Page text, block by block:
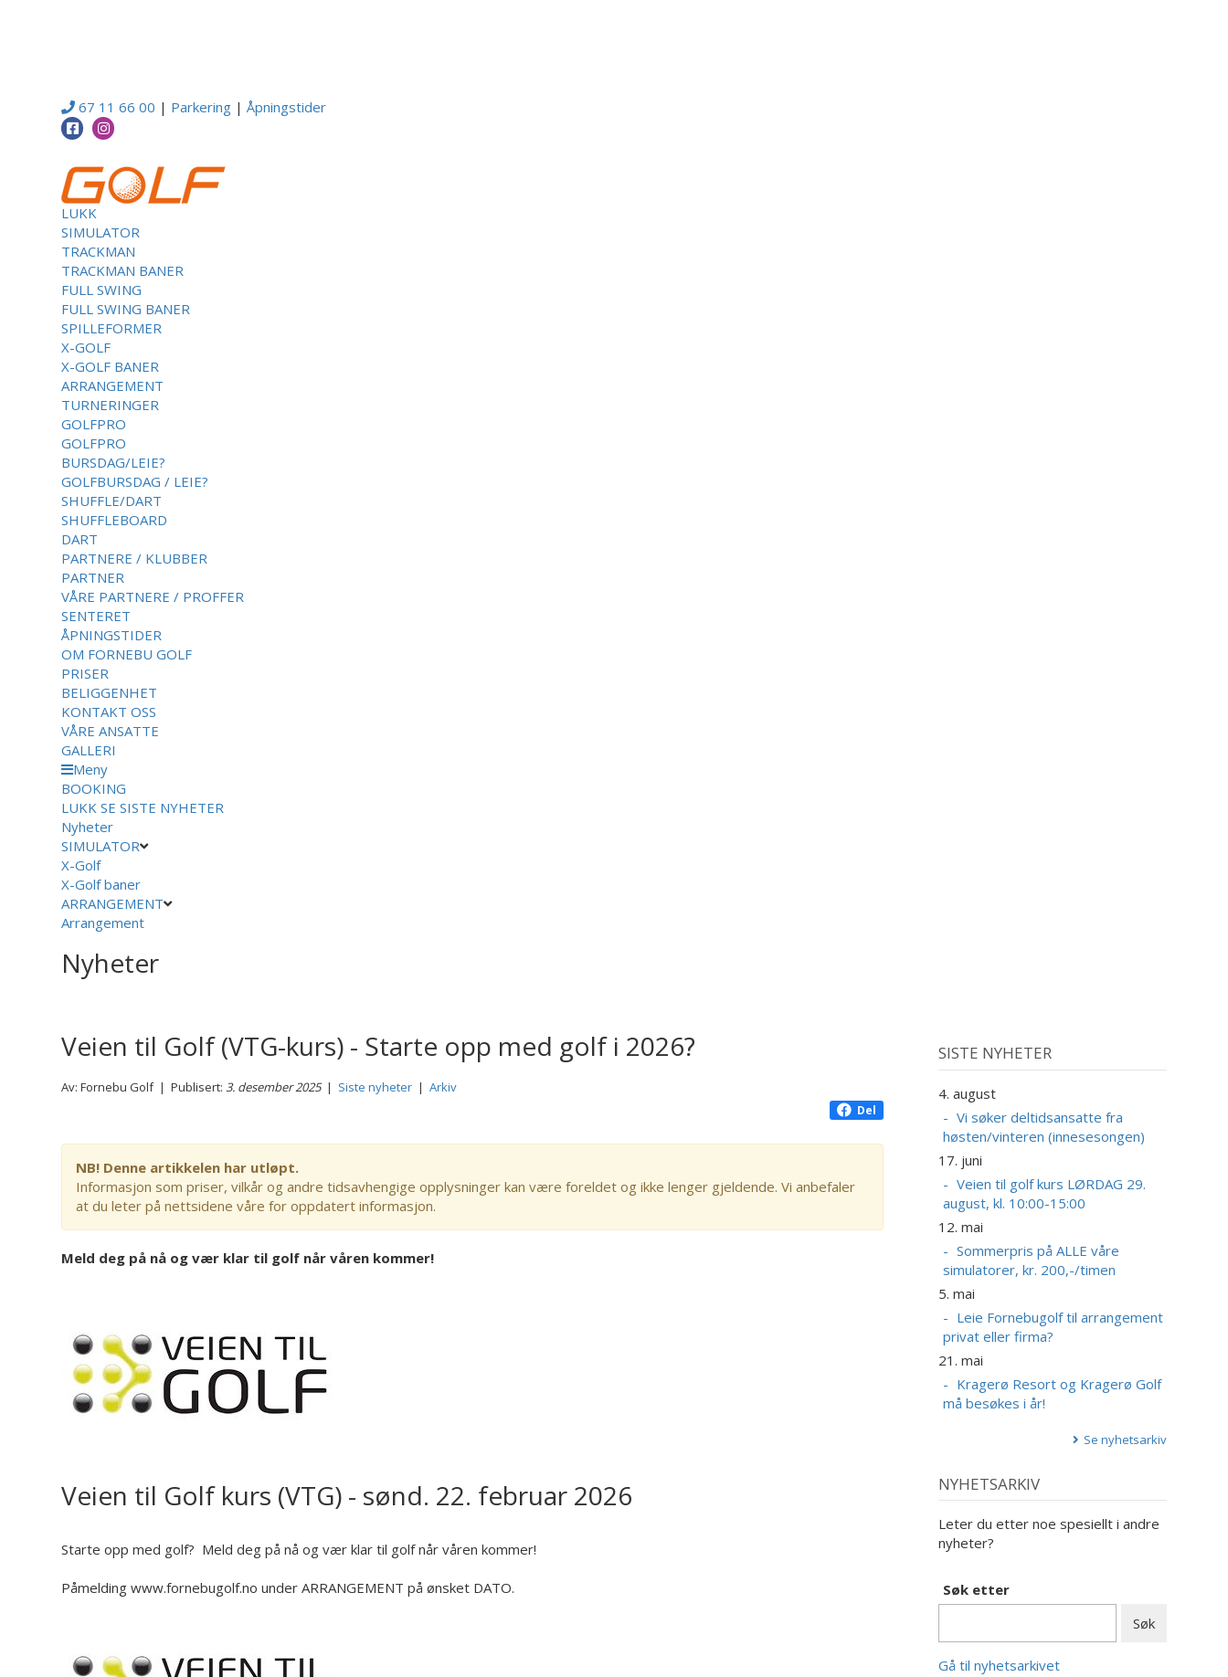
67 11 66 00 | Parkering |Åpningstider
LUKK
SIMULATOR
TRACKMAN
TRACKMAN BANER
FULL SWING
FULL SWING BANER
SPILLEFORMER
X-GOLF
X-GOLF BANER
ARRANGEMENT
TURNERINGER
GOLFPRO
GOLFPRO
BURSDAG/LEIE?
GOLFBURSDAG / LEIE?
SHUFFLE/DART
SHUFFLEBOARD
DART
PARTNERE / KLUBBER
PARTNER
VÅRE PARTNERE / PROFFER
SENTERET
ÅPNINGSTIDER
OM FORNEBU GOLF
PRISER
BELIGGENHET
KONTAKT OSS
VÅRE ANSATTE
GALLERI
Meny
BOOKING
LUKK SE SISTE NYHETER
Nyheter
SIMULATOR
X-Golf
X-Golf baner
ARRANGEMENT
Arrangement
Nyheter
Veien til Golf (VTG-kurs) - Starte opp med golf i 2026?
Av: Fornebu Golf | Publisert:3. desember 2025| Siste nyheter |Arkiv
Del
NB! Denne artikkelen har utløpt.
Informasjon som priser, vilkår og andre tidsavhengige opplysninger kan være foreldet og ikke lenger gjeldende. Vi anbefaler
at du leter på nettsidene våre for oppdatert informasjon.
Meld deg på nå og vær klar til golf når våren kommer!
Veien til Golf kurs (VTG) - sønd. 22. februar 2026
Starte opp med golf? Meld deg på nå og vær klar til golf når våren kommer!
Påmelding www.fornebugolf.no under ARRANGEMENT på ønsket DATO.
SISTE NYHETER
4. august
Vi søker deltidsansatte fra
høsten/vinteren (innesesongen)
17. juni
Veien til golf kurs LØRDAG 29.
august, kl. 10:00-15:00
12. mai
Sommerpris på ALLE våre
simulatorer, kr. 200,-/timen
5. mai
Leie Fornebugolf til arrangement
privat eller firma?
21. mai
Kragerø Resort og Kragerø Golf
må besøkes i år!
Se nyhetsarkiv
NYHETSARKIV
Leter du etter noe spesiellt i andre
nyheter?
Søk etter
Gå til nyhetsarkivet